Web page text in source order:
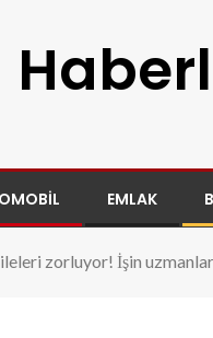
EMLAK
zorluyor! İşin